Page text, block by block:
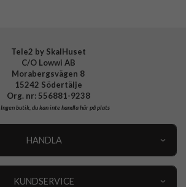
Tele2 by SkalHuset
C/O Lowwi AB
Morabergsvägen 8
15242 Södertälje
Org. nr: 556881-9238
Ingen butik, du kan inte handla här på plats
HANDLA
KUNDSERVICE